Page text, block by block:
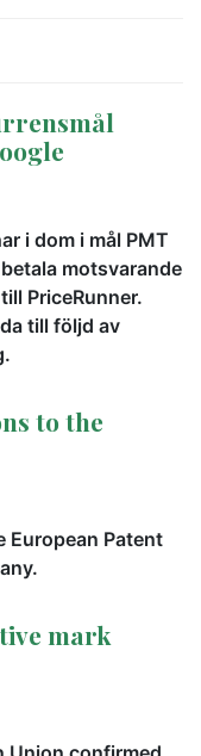
i dom i mål PMT
motsvarande
PriceRunner.
till följd av
to the
European Patent
mark